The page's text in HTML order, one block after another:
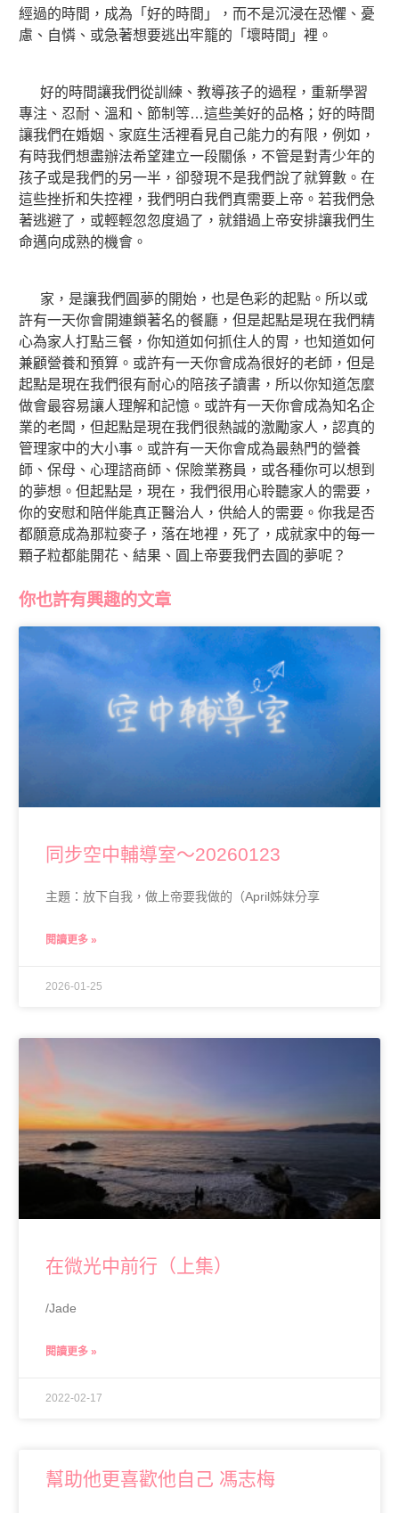
經過的時間，成為「好的時間」，而不是沉浸在恐懼、憂
慮、自憐、或急著想要逃出牢籠的「壞時間」裡。
好的時間讓我們從訓練、教導孩子的過程，重新學習
專注、忍耐、溫和、節制等…這些美好的品格；好的時間
讓我們在婚姻、家庭生活裡看見自己能力的有限，例如，
有時我們想盡辦法希望建立一段關係，不管是對青少年的
孩子或是我們的另一半，卻發現不是我們說了就算數。在
這些挫折和失控裡，我們明白我們真需要上帝。若我們急
著逃避了，或輕輕忽忽度過了，就錯過上帝安排讓我們生
命邁向成熟的機會。
家，是讓我們圓夢的開始，也是色彩的起點。所以或
許有一天你會開連鎖著名的餐廳，但是起點是現在我們精
心為家人打點三餐，你知道如何抓住人的胃，也知道如何
兼顧營養和預算。或許有一天你會成為很好的老師，但是
起點是現在我們很有耐心的陪孩子讀書，所以你知道怎麼
做會最容易讓人理解和記憶。或許有一天你會成為知名企
業的老闆，但起點是現在我們很熱誠的激勵家人，認真的
管理家中的大小事。或許有一天你會成為最熱門的營養
師、保母、心理諮商師、保險業務員，或各種你可以想到
的夢想。但起點是，現在，我們很用心聆聽家人的需要，
你的安慰和陪伴能真正醫治人，供給人的需要。你我是否
都願意成為那粒麥子，落在地裡，死了，成就家中的每一
顆子粒都能開花、結果、圓上帝要我們去圓的夢呢？
你也許有興趣的文章
同步空中輔導室～20260123
主題：放下自我，做上帝要我做的（April姊妹分享
閱讀更多 »
2026-01-25
在微光中前行（上集）
/Jade
閱讀更多 »
2022-02-17
幫助他更喜歡他自己 馮志梅